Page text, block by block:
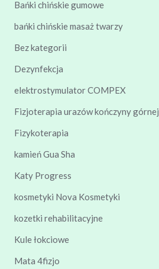
Bańki chińskie gumowe
bańki chińskie masaż twarzy
Bez kategorii
Dezynfekcja
elektrostymulator COMPEX
Fizjoterapia urazów kończyny górnej
Fizykoterapia
kamień Gua Sha
Katy Progress
kosmetyki Nova Kosmetyki
kozetki rehabilitacyjne
Kule łokciowe
Mata 4fizjo